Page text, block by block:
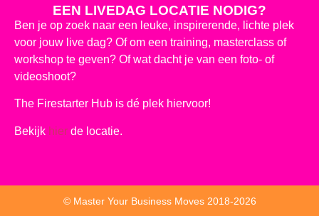
EEN LIVEDAG LOCATIE NODIG?
Ben je op zoek naar een leuke, inspirerende, lichte plek
voor jouw live dag? Of om een training, masterclass of
workshop te geven? Of wat dacht je van een foto- of
videoshoot?
The Firestarter Hub is dé plek hiervoor!
Bekijk hier de locatie.
© Master Your Business Moves 2018-2026